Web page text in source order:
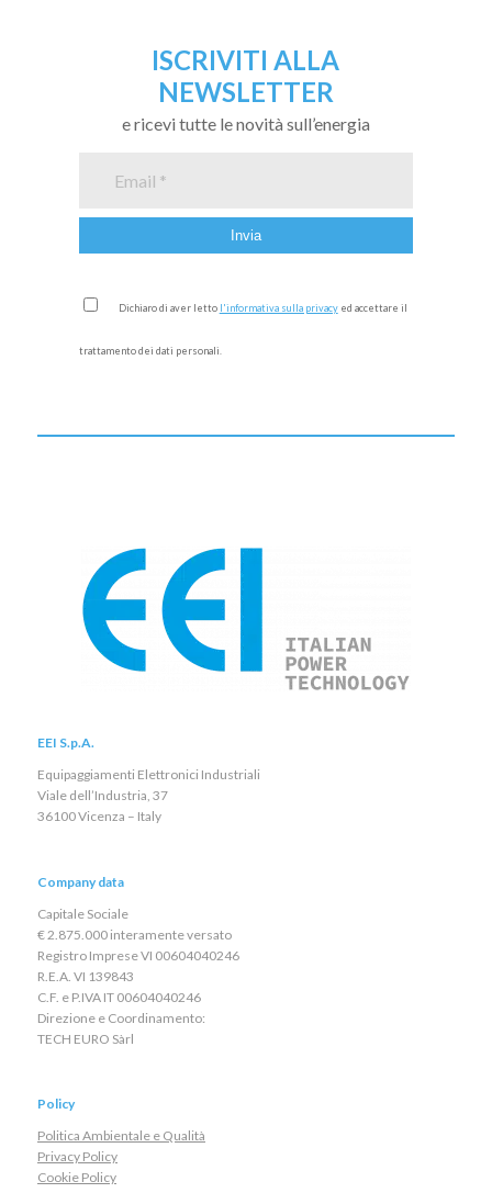
ISCRIVITI ALLA
NEWSLETTER
e ricevi tutte le novità sull’energia
Dichiaro di aver letto l'informativa sulla privacyed accettare il
trattamento dei dati personali.
EEI S.p.A.
Equipaggiamenti Elettronici Industriali
Viale dell’Industria, 37
36100 Vicenza – Italy
Company data
Capitale Sociale
€ 2.875.000 interamente versato
Registro Imprese VI 00604040246
R.E.A. VI 139843
C.F. e P.IVA IT 00604040246
Direzione e Coordinamento:
TECH EURO Sàrl
Policy
Politica Ambientale e Qualità
Privacy Policy
Cookie Policy